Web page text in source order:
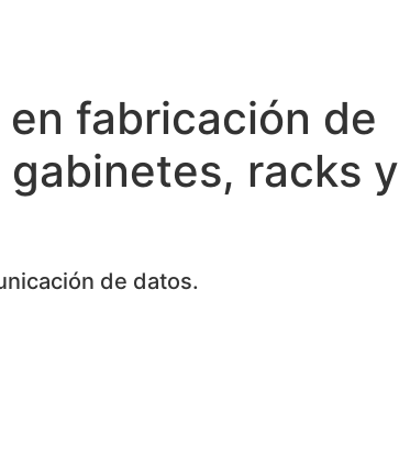
fabricación de
racks y
de datos.